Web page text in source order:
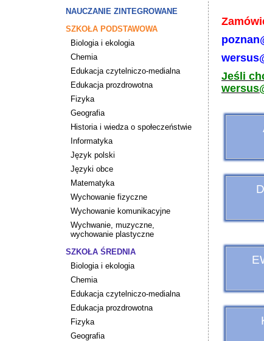
NAUCZANIE ZINTEGROWANE
SZKOŁA PODSTAWOWA
Biologia i ekologia
Chemia
Edukacja czytelniczo-medialna
Edukacja prozdrowotna
Fizyka
Geografia
Historia i wiedza o społeczeństwie
Informatyka
Język polski
Języki obce
Matematyka
Wychowanie fizyczne
Wychowanie komunikacyjne
Wychwanie, muzyczne,
wychowanie plastyczne
SZKOŁA ŚREDNIA
Biologia i ekologia
Chemia
Edukacja czytelniczo-medialna
Edukacja prozdrowotna
Fizyka
Geografia
Jeśli